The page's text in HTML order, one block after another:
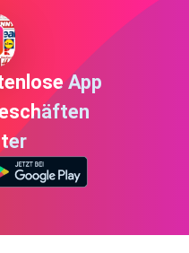
App